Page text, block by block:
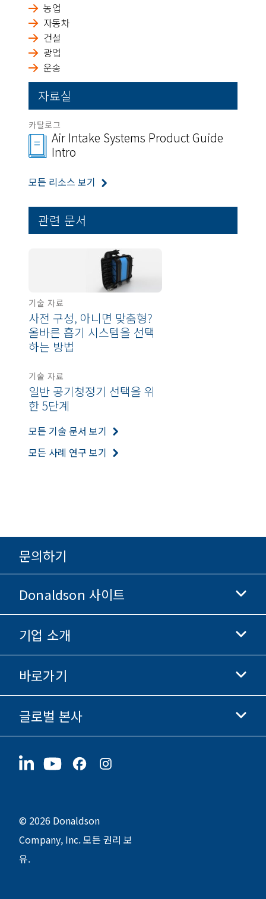
농업
자동차
건설
광업
운송
자료실
카탈로그
Air Intake Systems Product Guide
Intro
모든 리소스 보기
관련 문서
기술 자료
사전 구성, 아니면 맞춤형?
올바른 흡기 시스템을 선택
하는 방법
기술 자료
일반 공기청정기 선택을 위
한 5단계
모든 기술 문서 보기
모든 사례 연구 보기
문의하기
Donaldson 사이트
Donaldson 생명과학
Donaldson 쇼핑
기업 소개
기업 정보
윤리 및 준법 경영
채용 정보
바로가기
투자자 정보
협력업체
지속가능성
글로벌 본사
1400 W 94th Street
© 2026 Donaldson
Company, Inc. 모든 권리 보
유.